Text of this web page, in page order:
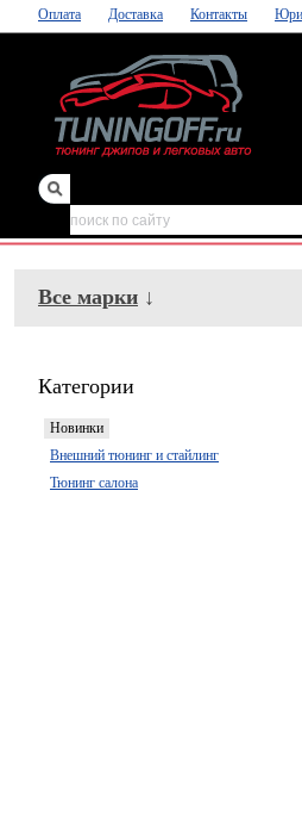
Оплата Доставка Контакты
зеркала,обвесы
Все марки ↓
Категории
Новинки
Внешний тюнинг и стайлинг
Тюнинг салона